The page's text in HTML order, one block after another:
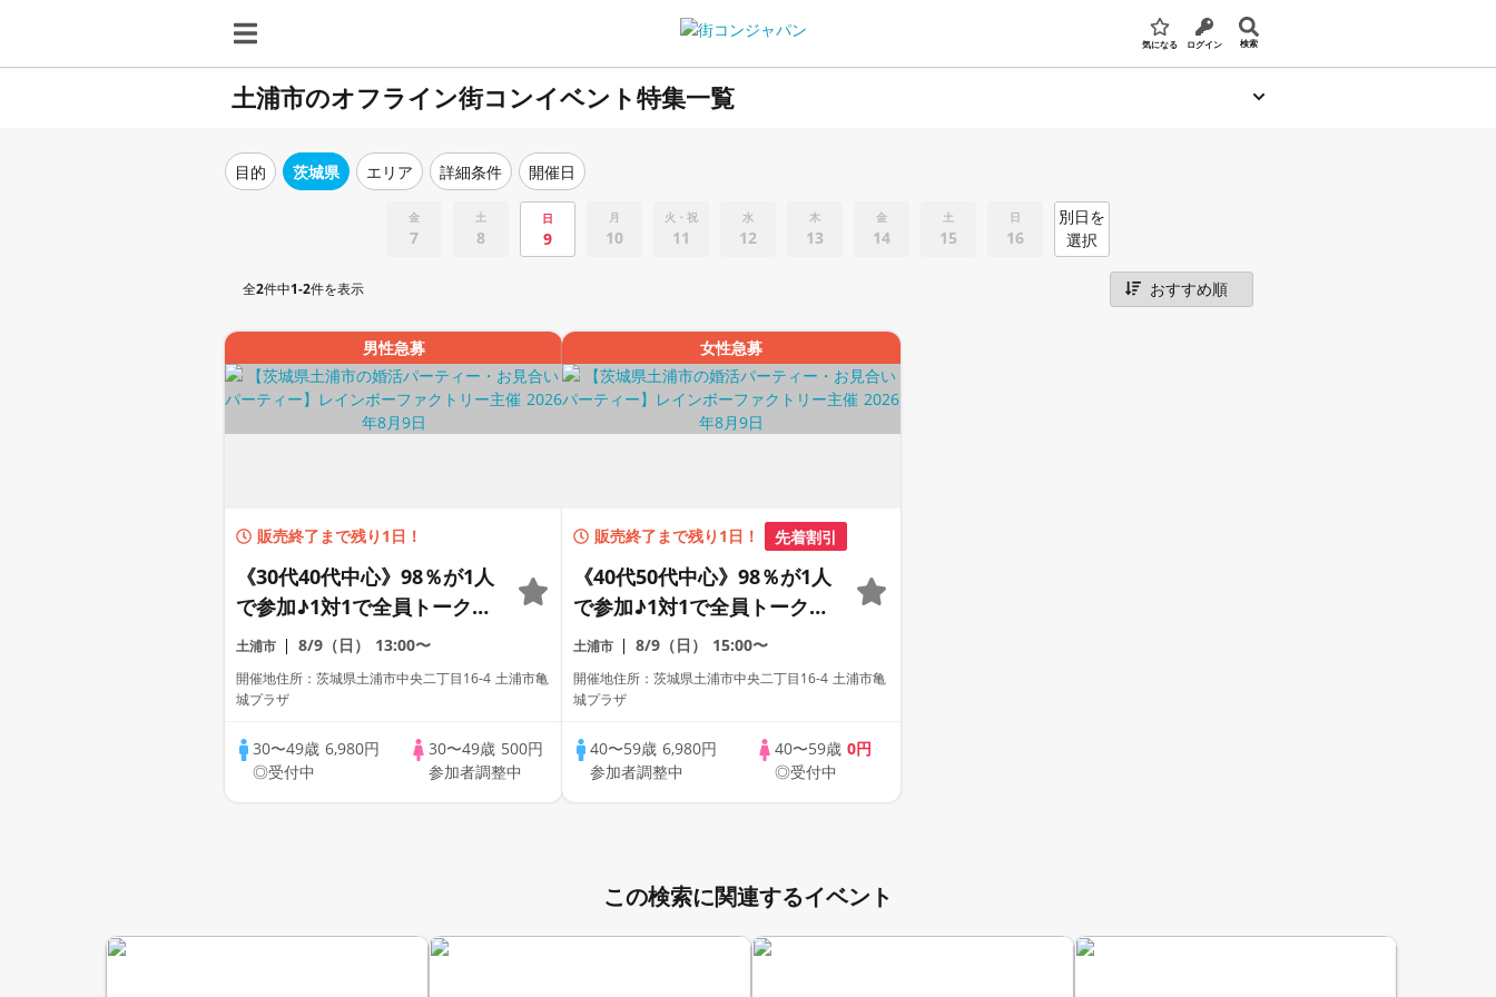
気になる ログイン 検索
土浦市のオフライン街コンイベント特集一覧
目的 茨城県 エリア 詳細条件 開催日
金
7
土
8
日
9
月
10
火・祝
11
水
12
木
13
金
14
土
15
日
16
別日を
選択
全2件中1-2件を表示
男性急募
販売終了まで残り1日！
《30代40代中心》98％が1人
で参加♪1対1で全員トーク☆
誠実な方への婚活パーティー
土浦市 8/9（日） 13:00〜
開催地住所：茨城県土浦市中央二丁目16-4 土浦市亀
城プラザ
30〜49歳 6,980円
◎受付中
30〜49歳 500円
参加者調整中
女性急募
販売終了まで残り1日！ 先着割引
《40代50代中心》98％が1人
で参加♪1対1で全員トーク☆
誠実な方への婚活パーティー
土浦市 8/9（日） 15:00〜
開催地住所：茨城県土浦市中央二丁目16-4 土浦市亀
城プラザ
40〜59歳 6,980円
参加者調整中
40〜59歳0円
◎受付中
この検索に関連するイベント